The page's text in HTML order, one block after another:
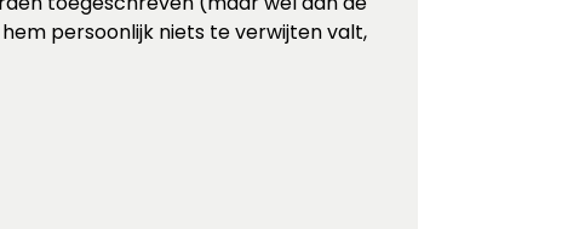
persoonlijk niets te verwijten valt,